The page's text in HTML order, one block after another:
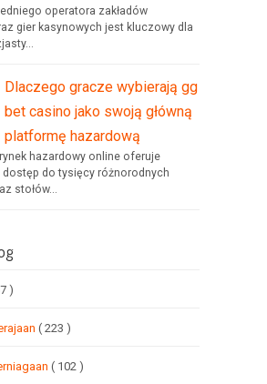
operatora zakładów
gier kasynowych jest kluczowy dla
Dlaczego gracze wybierają gg
bet casino jako swoją główną
platformę hazardową
hazardowy online oferuje
do tysięcy różnorodnych
stołów...
)
( 223 )
( 102 )